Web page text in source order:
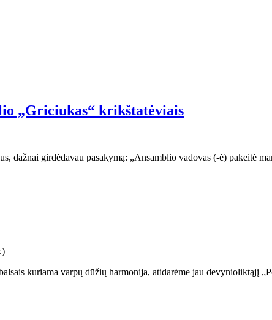
„Griciukas“ krikštatėviais
dažnai girdėdavau pasakymą: „Ansamblio vadovas (-ė) pakeitė
kuriama varpų dūžių harmonija, atidarėme jau devynioliktąjį